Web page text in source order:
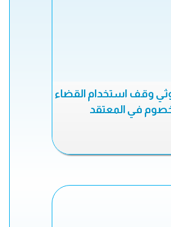
وقف استخدام القضاء
في المعتقد